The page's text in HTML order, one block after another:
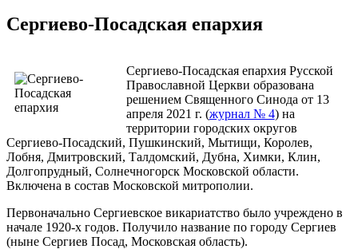
Сергиево-Посадская епархия
Сергиево-Посадская епархия Русской
Православной Церкви образована
решением Священного Синода от 13
апреля 2021 г. (журнал № 4) на
территории городских округов
Сергиево-Посадский, Пушкинский, Мытищи, Королев,
Лобня, Дмитровский, Талдомский, Дубна, Химки, Клин,
Долгопрудный, Солнечногорск Московской области.
Включена в состав Московской митрополии.
Первоначально Сергиевское викариатство было учреждено в
начале 1920-х годов. Получило название по городу Сергиев
(ныне Сергиев Посад, Московская область).